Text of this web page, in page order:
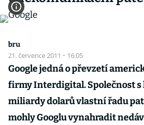
bru
21. července 2011 · 16:05
Google jedná o převzetí
firmy Interdigital. Společnost s
miliardy dolarů vlastní řadu
mohly Googlu vynahradit